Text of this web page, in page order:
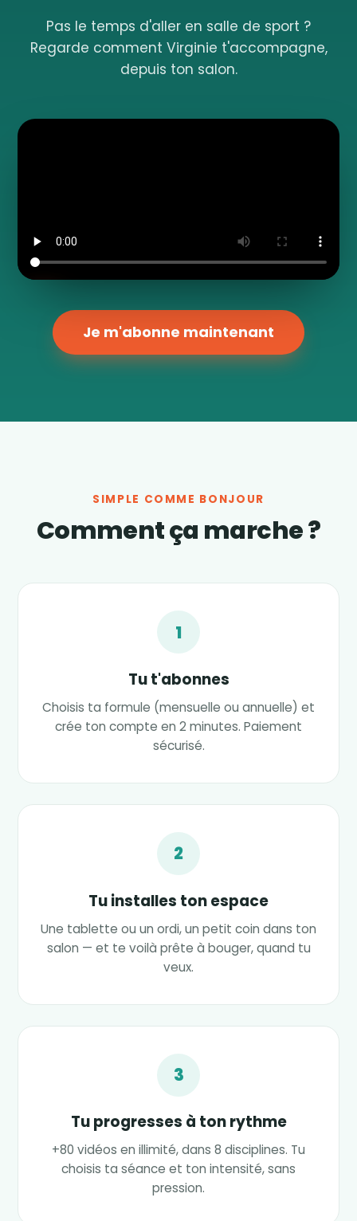
Pas le temps d'aller en salle de sport ?
Regarde comment Virginie t'accompagne,
depuis ton salon.
Je m'abonne maintenant
SIMPLE COMME BONJOUR
Comment ça marche ?
1
Tu t'abonnes
Choisis ta formule (mensuelle ou annuelle) et
crée ton compte en 2 minutes. Paiement
sécurisé.
2
Tu installes ton espace
Une tablette ou un ordi, un petit coin dans ton
salon — et te voilà prête à bouger, quand tu
veux.
3
Tu progresses à ton rythme
+80 vidéos en illimité, dans 8 disciplines. Tu
choisis ta séance et ton intensité, sans
pression.